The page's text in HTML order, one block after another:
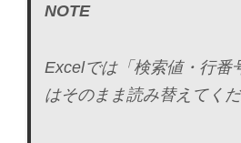
NOTE
Excelでは「検索値・行番
はそのまま読み替えてくだ